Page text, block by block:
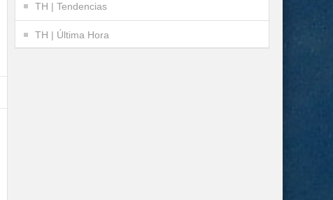
TH | Tendencias
TH | Última Hora